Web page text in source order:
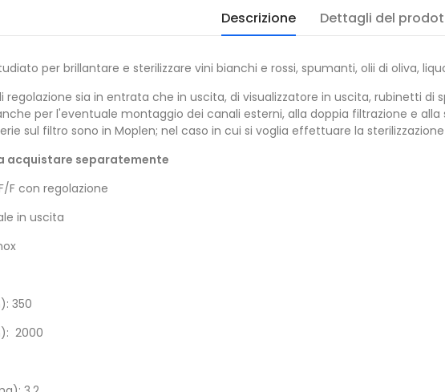
Descrizione Dettagli del
per brillantare e sterilizzare vini bianchi e rossi, spumanti, olii di oliva,
regolazione sia in entrata che in uscita, di visualizzatore in uscita, rubinetti
per l'eventuale montaggio dei canali esterni, alla doppia filtrazione e alla
sul filtro sono in Moplen; nel caso in cui si voglia effettuare la
acquistare separatemente
F con regolazione
in uscita
350
2000